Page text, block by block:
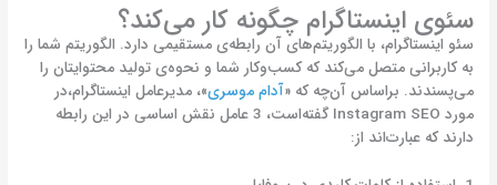
سئوی اینستاگرام چگونه کار می‌کند؟
سئو اینستاگرام، با الگوریتم‌های آن رابطه‌ی مستقیمی دارد. الگوریتم شما را
به کاربرانی متصل می‌کند که کسب‌وکار شما و نحوه‌ی تولید محتوایتان را
می‌پسندند. براساس آن‌چه که «آدام موسری»، مدیرعامل اینستاگرام،در
مورد Instagram SEO گفته‌است، 3 عامل نقش اساسی در این رابطه
دارند که عبارت‌اند از: